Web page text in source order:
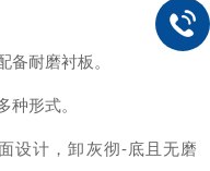
备耐磨衬板‌。
种形式‌。
设计，卸灰彻-底且无磨